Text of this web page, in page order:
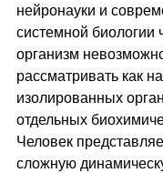
нейронауки и
системной биологии
организм
рассматривать как
изолированных
отдельных
Человек
сложную